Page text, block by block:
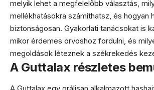
melyik lehet a megfelelőbb választás,
mellékhatásokra számíthatsz, és hogyan
biztonságosan. Gyakorlati tanácsokat is
mikor érdemes orvoshoz fordulni, és
megoldások léteznek a székrekedés
A Guttalax részletes
A Guttalax egy orálisan alkalmazott